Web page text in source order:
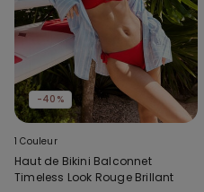
-40%
1 Couleur
Haut de Bikini Balconnet
Timeless Look Rouge Brillant